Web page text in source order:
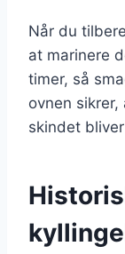
Når du
at marinere
timer, så
ovnen
skindet